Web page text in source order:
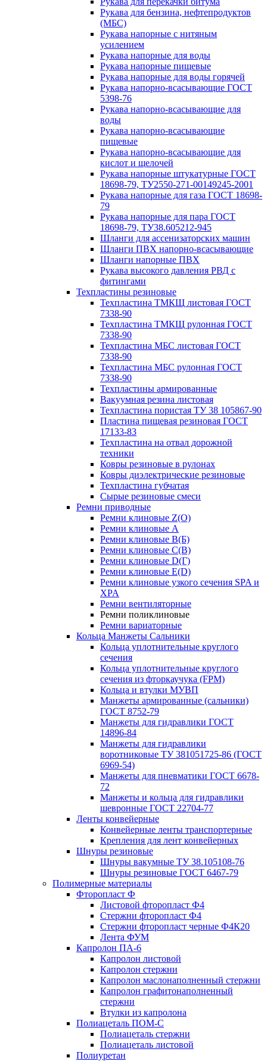
Рукава для бензина, нефтепродуктов
(МБС)
Рукава напорные с нитяным
усилением
Рукава напорные для воды
Рукава напорные пищевые
Рукава напорные для воды горячей
Рукава напорно-всасывающие ГОСТ
5398-76
Рукава напорно-всасывающие для
воды
Рукава напорно-всасывающие
пищевые
Рукава напорно-всасывающие для
кислот и щелочей
Рукава напорные штукатурные ГОСТ
18698-79, ТУ2550-271-00149245-2001
Рукава напорные для газа ГОСТ 18698-
79
Рукава напорные для пара ГОСТ
18698-79, ТУ38.605212-945
Шланги для ассенизаторских машин
Шланги ПВХ напорно-всасывающие
Шланги напорные ПВХ
Рукава высокого давления РВД с
фитингами
Техпластины резиновые
Техпластина ТМКЩ листовая ГОСТ
7338-90
Техпластина ТМКЩ рулонная ГОСТ
7338-90
Техпластина МБС листовая ГОСТ
7338-90
Техпластина МБС рулонная ГОСТ
7338-90
Техпластины армированные
Вакуумная резина листовая
Техпластина пористая ТУ 38 105867-90
Пластина пищевая резиновая ГОСТ
17133-83
Техпластина на отвал дорожной
техники
Ковры резиновые в рулонах
Ковры диэлектрические резиновые
Техпластина губчатая
Сырые резиновые смеси
Ремни приводные
Ремни клиновые Z(О)
Ремни клиновые A
Ремни клиновые B(Б)
Ремни клиновые C(В)
Ремни клиновые D(Г)
Ремни клиновые Е(D)
Ремни клиновые узкого сечения SPA и
XPA
Ремни вентиляторные
Ремни поликлиновые
Ремни вариаторные
Кольца Манжеты Сальники
Кольца уплотнительные круглого
сечения
Кольца уплотнительные круглого
сечения из фторкаучука (FPM)
Кольца и втулки МУВП
Манжеты армированные (сальники)
ГОСТ 8752-79
Манжеты для гидравлики ГОСТ
14896-84
Манжеты для гидравлики
воротниковые ТУ 381051725-86 (ГОСТ
6969-54)
Манжеты для пневматики ГОСТ 6678-
72
Манжеты и кольца для гидравлики
шевронные ГОСТ 22704-77
Ленты конвейерные
Конвейерные ленты транспортерные
Крепления для лент конвейерных
Шнуры резиновые
Шнуры вакумные ТУ 38.105108-76
Шнуры резиновые ГОСТ 6467-79
Полимерные материалы
Фторопласт Ф
Листовой фторопласт Ф4
Стержни фторопласт Ф4
Стержни фторопласт черные Ф4К20
Лента ФУМ
Капролон ПА-6
Капролон листовой
Капролон стержни
Капролон маслонаполненный стержни
Капролон графитонаполненный
стержни
Втулки из капролона
Полиацеталь ПОМ-С
Полиацеталь стержни
Полиацеталь листовой
Полиуретан